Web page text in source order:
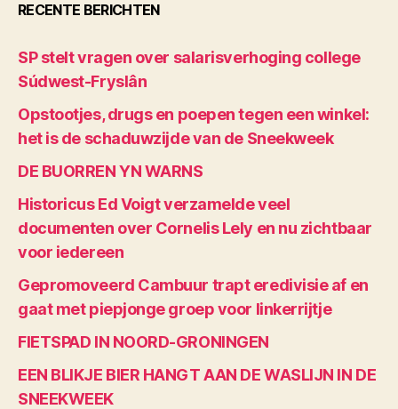
RECENTE BERICHTEN
SP stelt vragen over salarisverhoging college
Súdwest-Fryslân
Opstootjes, drugs en poepen tegen een winkel:
het is de schaduwzijde van de Sneekweek
DE BUORREN YN WARNS
Historicus Ed Voigt verzamelde veel
documenten over Cornelis Lely en nu zichtbaar
voor iedereen
Gepromoveerd Cambuur trapt eredivisie af en
gaat met piepjonge groep voor linkerrijtje
FIETSPAD IN NOORD-GRONINGEN
EEN BLIKJE BIER HANGT AAN DE WASLIJN IN DE
SNEEKWEEK